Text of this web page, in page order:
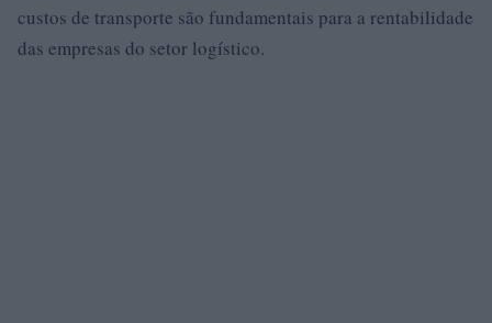
custos de transporte são fundamentais para a rentabilidade
das empresas do setor logístico.